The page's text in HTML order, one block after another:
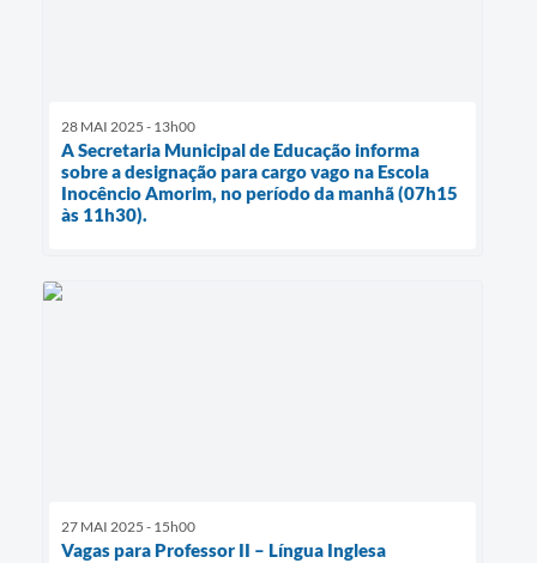
28 MAI 2025 - 13h00
A Secretaria Municipal de Educação informa
sobre a designação para cargo vago na Escola
Inocêncio Amorim, no período da manhã (07h15
às 11h30).
27 MAI 2025 - 15h00
Vagas para Professor II – Língua Inglesa